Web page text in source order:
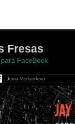
Fresas
FaceBook